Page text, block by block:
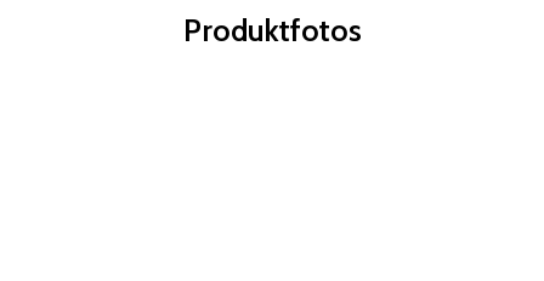
Produktfotos